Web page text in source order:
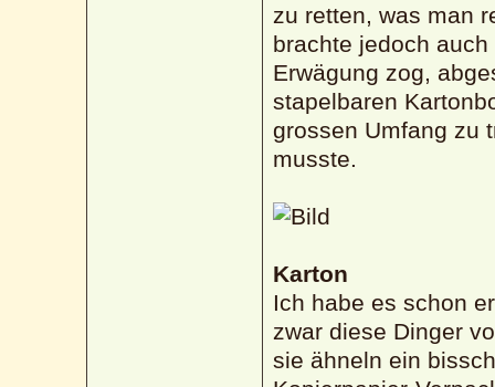
zu retten, was man
brachte jedoch
Erwägung zog,
stapelbaren
grossen Umfang zu
musste.
Karton
Ich habe es schon
zwar diese Dinger
sie ähneln ein